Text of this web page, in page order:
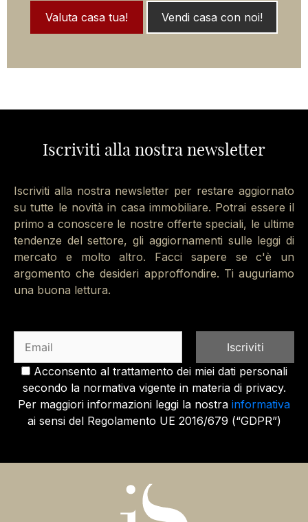
Valuta casa tua! Vendi casa con noi!
Iscriviti alla nostra newsletter
Iscriviti alla nostra newsletter per restare aggiornato
su tutte le novità in casa immobiliare. Potrai essere il
primo a conoscere le nostre offerte speciali, le ultime
tendenze del settore, gli aggiornamenti sulle leggi di
mercato e molto altro. Facci sapere se c'è un
argomento che desideri approffondire. Ti auguriamo
una buona lettura.
Acconsento al trattamento dei miei dati personali
secondo la normativa vigente in materia di privacy.
Per maggiori informazioni leggi la nostra informativa
ai sensi del Regolamento UE 2016/679 (“GDPR”)